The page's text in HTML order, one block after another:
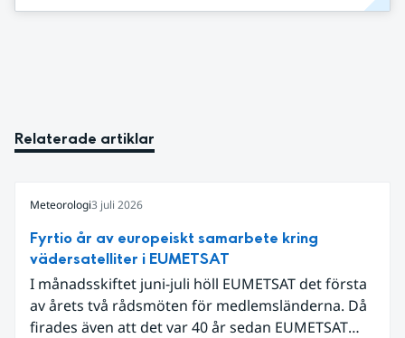
Relaterade artiklar
Meteorologi3 juli 2026
Fyrtio år av europeiskt samarbete kring
vädersatelliter i EUMETSAT
I månadsskiftet juni-juli höll EUMETSAT det första
av årets två rådsmöten för medlemsländerna. Då
firades även att det var 40 år sedan EUMETSAT